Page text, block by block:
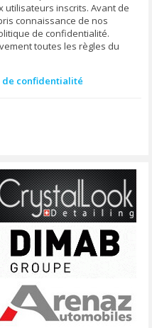
inscrits. Avant de
connaissance de nos
de confidentialité.
toutes les règles du
de confidentialité